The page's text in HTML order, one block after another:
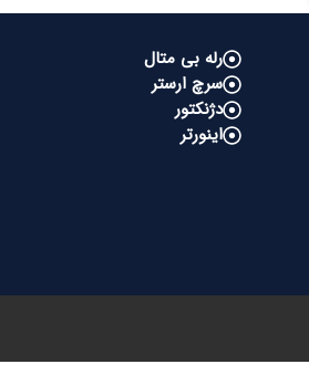
رله بی متال
سرچ ارستر
دژنکتور
اینورتر